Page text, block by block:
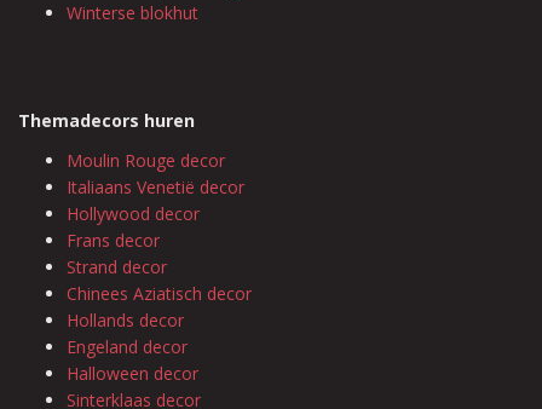
Winterse blokhut
Themadecors huren
Moulin Rouge decor
Italiaans Venetië decor
Hollywood decor
Frans decor
Strand decor
Chinees Aziatisch decor
Hollands decor
Engeland decor
Halloween decor
Sinterklaas decor